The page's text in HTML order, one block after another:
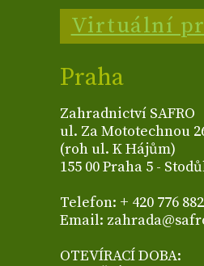
Virtuální
Praha
Zahradnictví SAFRO
ul. Za Mototechnou
(roh ul. K Hájům)
155 00 Praha 5 -
Telefon: + 420 776
Email:
OTEVÍRACÍ DOBA: